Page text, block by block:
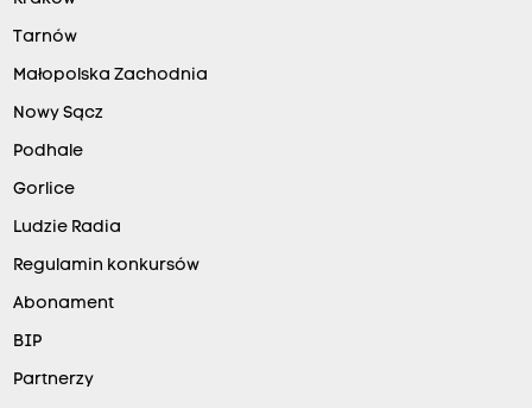
Tarnów
Małopolska Zachodnia
Nowy Sącz
Podhale
Gorlice
Ludzie Radia
Regulamin konkursów
Abonament
BIP
Partnerzy